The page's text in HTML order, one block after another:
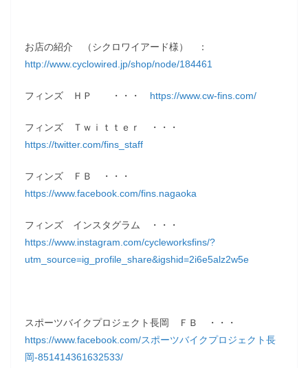
お店の紹介 （シクロワイアード様） ：
http://www.cyclowired.jp/shop/node/184461
フィンズ ＨＰ ・・・ https://www.cw-fins.com/
フィンズ Ｔｗｉｔｔｅｒ ・・・
https://twitter.com/fins_staff
フィンズ ＦＢ ・・・
https://www.facebook.com/fins.nagaoka
フィンズ インスタグラム ・・・
https://www.instagram.com/cycleworksfins/?
utm_source=ig_profile_share&igshid=2i6e5alz2w5e
スポーツバイクプロジェクト長岡 ＦＢ ・・・
https://www.facebook.com/スポーツバイクプロジェクト長
岡-851414361632533/